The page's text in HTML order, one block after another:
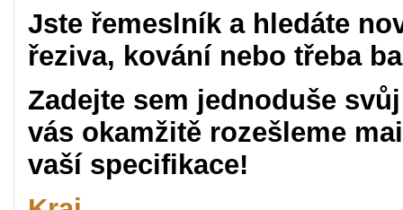
Jste řemeslník a hledáte
řeziva, kování nebo třeba
Zadejte sem jednoduše
vás okamžitě rozešleme
vaší specifikace!